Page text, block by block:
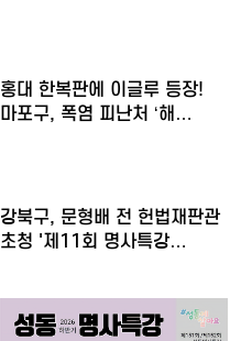
홍대 한복판에 이글루 등장!
마포구, 폭염 피난처 ‘해…
강북구, 문형배 전 헌법재판관
초청 '제11회 명사특강…